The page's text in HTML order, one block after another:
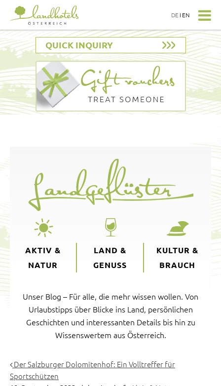
QUICK INQUIRY
AKTIV &
NATUR
LAND &
GENUSS
KULTUR &
BRAUCH
Unser Blog – Für alle, die mehr wissen wollen. Von
Urlaubstipps über Blicke ins Land, persönlichen
Geschichten und interessanten Details bis hin zu
Wissenswertem aus Österreich.
Der Salzburger Dolomitenhof: Ein Volltreffer für
Sportschützen
DE I EN